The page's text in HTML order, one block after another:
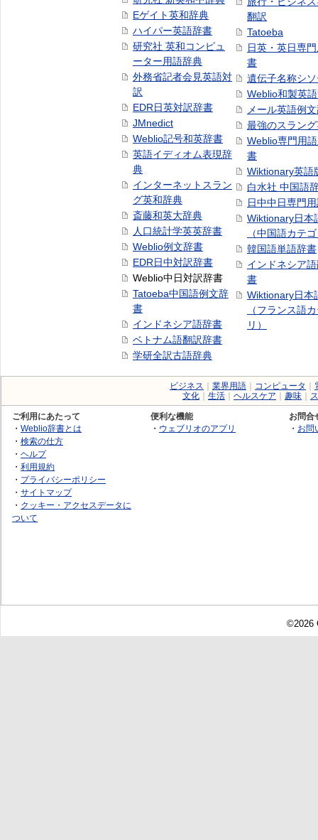
Eゲイト英和辞典
ハイパー英語辞書
研究社 英和コンピュ
ーター用語辞典
外務省記者会見英語対
訳
EDR日英対訳辞書
JMnedict
Weblio記号和英辞書
英語イディオム表現辞
典
インターネットスラン
グ英和辞典
斎藤和英大辞典
人口統計学英英辞書
Weblio例文辞書
EDR日中対訳辞書
Weblio中日対訳辞書
Tatoeba中国語例文辞
書
インドネシア語辞書
ベトナム語翻訳辞書
学研全訳古語辞典
翻訳
Tatoeba
日英・英日専
書
遺伝子名称シ
Weblio和製英
メール英語例
最強のスラン
Weblio専門用
書
Wiktionary英語
白水社 中国語
日中中日専門
Wiktionary日本
（中国語カテ
韓国語単語辞書
インドネシア
書
Wiktionary日本
（フランス語
リ）
ビジネス 業界用語 コンピュータ
文化
生活 ヘルスケア 趣味
ご利用にあたって
・ Weblio辞書とは
・ 検索の仕方
・ ヘルプ
・ 利用規約
・ プライバシーポリシー
・ サイトマップ
・ クッキー・アクセスデータに
ついて
便利な機能
・ ウェブリオのアプリ
お問合
・ お問
©2026